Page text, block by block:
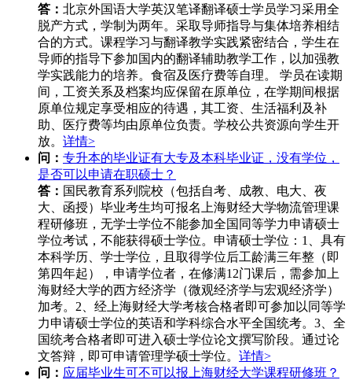
答： 北京外国语大学英汉笔译翻译硕士学员学习采用全
脱产方式，学制为两年。采取导师指导与集体培养相结
合的方式。课程学习与翻译教学实践紧密结合，学生在
导师的指导下参加国内的翻译辅助教学工作，以加强教
学实践能力的培养。食宿及医疗费等自理。 学员在读期
间，工资关系及档案均应保留在原单位，在学期间根据
原单位规定享受相应的待遇，其工资、生活福利及补
助、医疗费等均由原单位负责。学校公共资源向学生开
放。 详情>
问： 专升本的毕业证有大专及本科毕业证，没有学位，
是否可以申请在职硕士？
答： 国民教育系列院校（包括自考、成教、电大、夜
大、函授）毕业考生均可报名上海财经大学物流管理课
程研修班，无学士学位不能参加全国同等学力申请硕士
学位考试，不能获得硕士学位。申请硕士学位：1、具有
本科学历、学士学位，且取得学位后工龄满三年整（即
第四年起），申请学位者，在修满12门课后，需参加上
海财经大学的西方经济学（微观经济学与宏观经济学）
加考。2、经上海财经大学考核合格者即可参加以同等学
力申请硕士学位的英语和学科综合水平全国统考。3、全
国统考合格者即可进入硕士学位论文撰写阶段。通过论
文答辩，即可申请管理学硕士学位。 详情>
问： 应届毕业生可不可以报上海财经大学课程研修班？